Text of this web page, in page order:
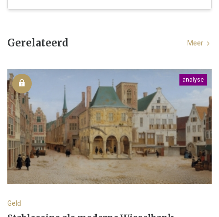
Gerelateerd Meer
analyse
Geld